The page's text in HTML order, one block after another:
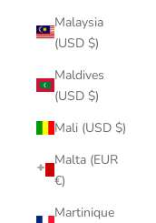
Malaysia
(USD $)
Maldives
(USD $)
Mali (USD $)
Malta (EUR
€)
Martinique